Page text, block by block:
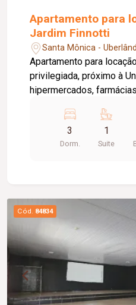
Apartamento para
Jardim Finnotti
Santa Mônica -
Apartamento para
privilegiada, próximo à
hipermercados,
03 quartos, sendo 01
oferecendo conforto e
família. Possui sala
de lazer e
dispõe ainda de elevador
3
Dorm.
1
Suite
Cód. 84834